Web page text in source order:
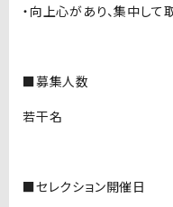
・向上心があり、集中し
■募集人数
若干名
■セレクション開催日